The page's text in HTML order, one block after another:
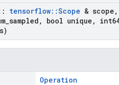
tensorflow::Scope & scope ,
sampled , bool unique ,
Operation